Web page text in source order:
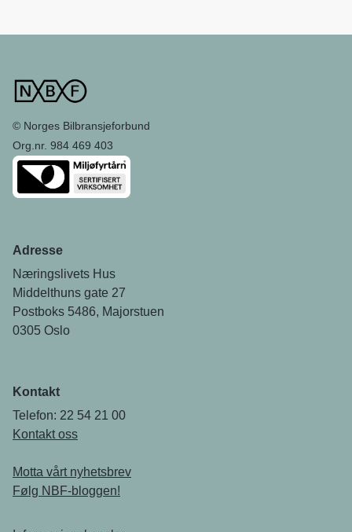
© Norges Bilbransjeforbund
Org.nr. 984 469 403
Adresse
Næringslivets Hus
Middelthuns gate 27
Postboks 5486, Majorstuen
0305 Oslo
Kontakt
Telefon: 22 54 21 00
Kontakt oss
Motta vårt nyhetsbrev
Følg NBF-bloggen!